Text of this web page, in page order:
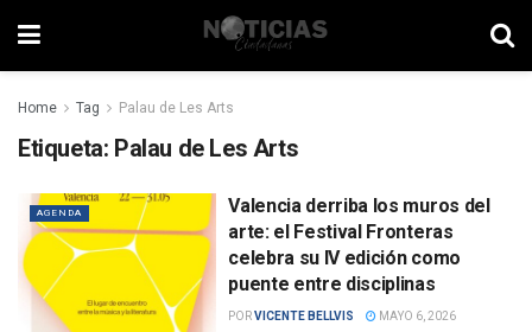
Home Tag Palau de Les Arts
Etiqueta: Palau de Les Arts
AGENDA
Valencia derriba los muros del
arte: el Festival Fronteras
celebra su IV edición como
puente entre disciplinas
PORVICENTE BELLVIS MAYO 6, 2026